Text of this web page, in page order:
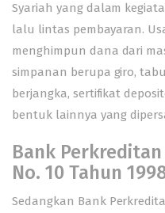
Syariah yang dalam
lalu lintas pembayaran.
menghimpun dana dari
simpanan berupa giro,
berjangka, sertifikat
bentuk lainnya yang
Bank
No. 10 Tahun
Sedangkan Bank